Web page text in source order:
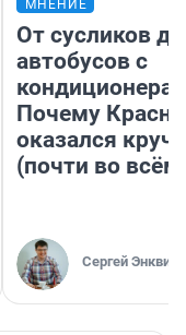
МНЕНИЕ
От сусликов до
автобусов с
Почему
оказался
(почти во
Сергей Энквист